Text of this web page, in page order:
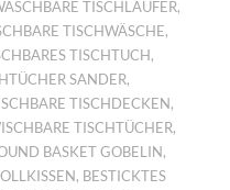
TISCHLÄUFER,
TISCHWÄSCHE,
TISCHTUCH,
SANDER,
TISCHDECKEN,
TISCHTÜCHER,
BASKET GOBELIN,
, BESTICKTES